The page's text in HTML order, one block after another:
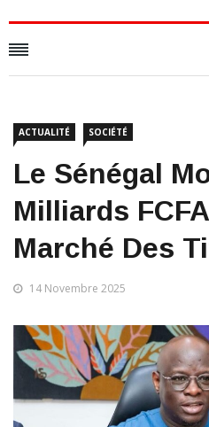
ACTUALITÉ SOCIÉTÉ
Le Sénégal
Milliards
Marché Des
14 Novembre 2025